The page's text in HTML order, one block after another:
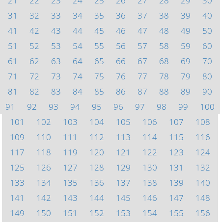
31
32 33 34 35 36 37 38 39
40
41
42 43 44 45 46 47 48 49
50
51
52 53 54 55 56 57 58 59
60
61
62 63 64 65 66 67 68 69
70
71
72 73 74 75 76 77 78 79
80
81
82 83 84 85 86 87 88 89
90
91
92 93 94 95 96 97 98 99
100
101
102 103 104 105 106 107
108
109
110 111 112 113 114 115
116
117
118 119 120 121 122 123
124
125
126 127 128 129 130 131
132
133
134 135 136 137 138 139
140
141
142 143 144 145 146 147
148
149
150 151 152 153 154 155
156